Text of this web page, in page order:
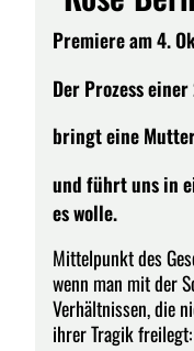
Premiere am 4.
Der Prozess
bringt eine
und führt uns in
es wolle.
Mittelpunkt des
wenn man mit der
Verhältnissen, die
ihrer Tragik